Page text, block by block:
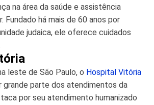
na área da saúde e assistência
Fundado há mais de 60 anos por
judaica, ele oferece cuidados
leste de São Paulo, o Hospital Vitória
grande parte dos atendimentos da
por seu atendimento humanizado